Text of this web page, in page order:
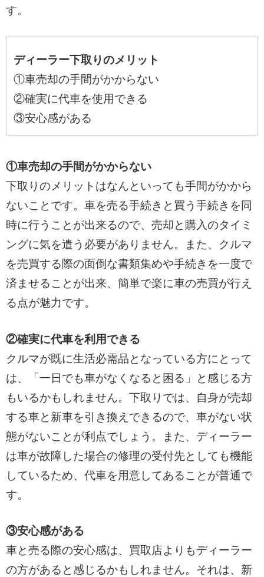
す。
ディーラー下取りのメリット
①車売却の手間がかからない
②確実に代車を使用できる
③安心感がある
①車売却の手間がかからない
下取りのメリットはなんといっても手間がかから
ないことです。車を売る手続きと買う手続きを同
時に行うことが出来るので、売却と購入のタイミ
ングに気を遣う必要がありません。また、クルマ
を売買する際の面倒な書類集めや手続きを一度で
済ませることが出来、簡単で楽に車の売買が行え
る点が魅力です。
②確実に代車を利用できる
クルマが既に生活必需品となっている方にとって
は、「一日でも車がなくなると困る」と感じる方
もいるかもしれません。下取りでは、自身が売却
する車と新車を引き換えできるので、車がない状
態がないことが利点でしょう。また、ディーラー
は車が故障した場合の修理の受付先としても機能
しているため、代車を用意してあることが普通で
す。
③安心感がある
車と売る際の安心感は、買取店よりもディーラー
の方があると感じるかもしれません。それは、新